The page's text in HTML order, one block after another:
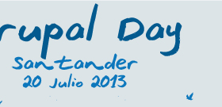
contenido
principal